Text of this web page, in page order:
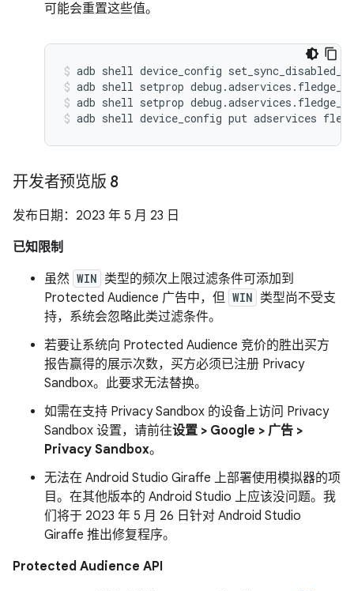
可能会重置这些值。
adb shell device_config
adb shell setprop
adb shell setprop
adb shell device_config put adservices
开发者预览版 8
发布日期：2023 年 5 月 23 日
已知限制
虽然 WIN 类型的频次上限过滤条件可添加到
Protected Audience 广告中，但 WIN 类型尚不受支
持，系统会忽略此类过滤条件。
若要让系统向 Protected Audience 竞价的胜出买方
报告赢得的展示次数，买方必须已注册 Privacy
Sandbox。此要求无法替换。
如需在支持 Privacy Sandbox 的设备上访问 Privacy
Sandbox 设置，请前往设置 > Google > 广告 >
Privacy Sandbox。
无法在 Android Studio Giraffe 上部署使用模拟器的项
目。在其他版本的 Android Studio 上应该没问题。我
们将于 2023 年 5 月 26 日针对 Android Studio
Giraffe 推出修复程序。
Protected Audience API